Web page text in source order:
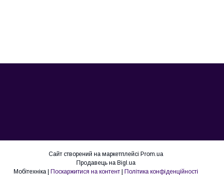
Сайт створений на маркетплейсі Prom.ua
Продавець на Bigl.ua
Поскаржитися на контент Політика конфіденційності